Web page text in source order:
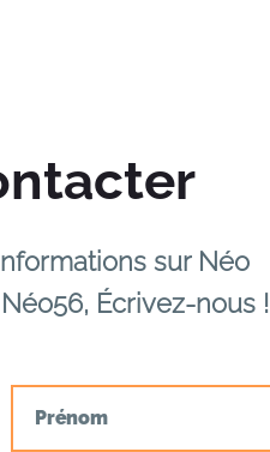
sur Néo
Écrivez-nous !